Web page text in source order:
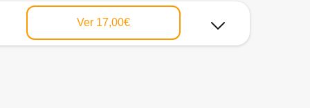
Ver 17,00€